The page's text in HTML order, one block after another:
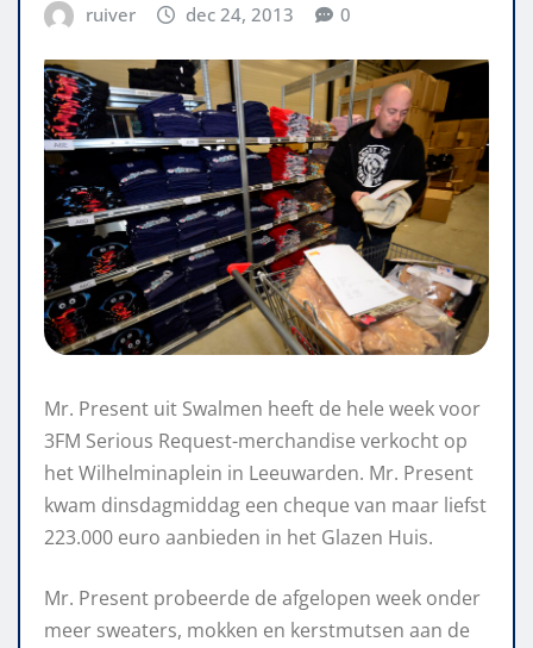
ruiver dec 24, 2013 0
Mr. Present uit Swalmen heeft de hele week voor
3FM Serious Request-merchandise verkocht op
het Wilhelminaplein in Leeuwarden. Mr. Present
kwam dinsdagmiddag een cheque van maar liefst
223.000 euro aanbieden in het Glazen Huis.
Mr. Present probeerde de afgelopen week onder
meer sweaters, mokken en kerstmutsen aan de